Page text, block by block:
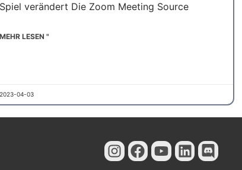
Spiel verändert Die Zoom Meeting Source
MEHR LESEN "
2023-04-03
NL
ID
ES